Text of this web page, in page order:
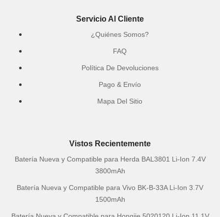
Servicio Al Cliente
¿Quiénes Somos?
FAQ
Política De Devoluciones
Pago & Envío
Mapa Del Sitio
Vistos Recientemente
Batería Nueva y Compatible para Herda BAL3801 Li-Ion 7.4V
3800mAh
Batería Nueva y Compatible para Vivo BK-B-33A Li-Ion 3.7V
1500mAh